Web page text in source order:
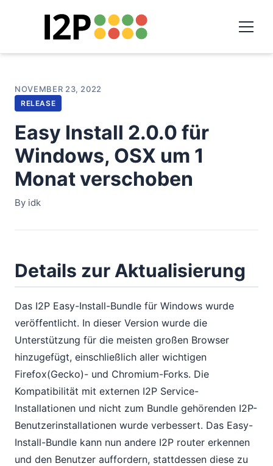
NOVEMBER 23, 2022
RELEASE
Easy Install 2.0.0 für
Windows, OSX um 1
Monat verschoben
By idk
Details zur Aktualisierung
Das I2P Easy-Install-Bundle für Windows wurde
veröffentlicht. In dieser Version wurde die
Unterstützung für die meisten großen Browser
hinzugefügt, einschließlich aller wichtigen
Firefox(Gecko)- und Chromium-Forks. Die
Kompatibilität mit externen I2P Service-
Installationen und nicht zum Bundle gehörenden I2P-
Benutzerinstallationen wurde verbessert. Das Easy-
Install-Bundle kann nun andere I2P router erkennen
und den Benutzer auffordern, stattdessen diese zu